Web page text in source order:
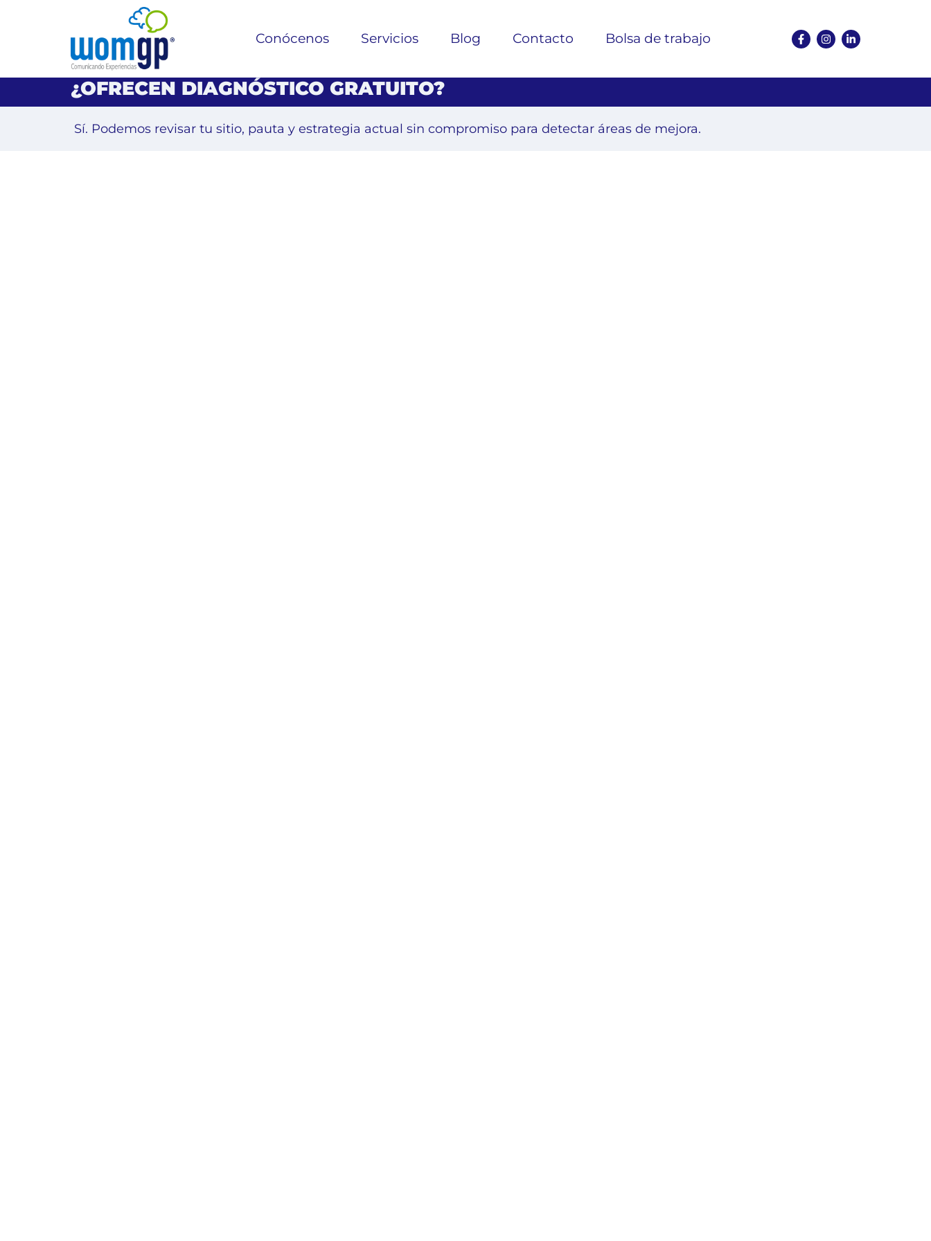
Conócenos Servicios Blog Contacto Bolsa de trabajo
¿OFRECEN DIAGNÓSTICO GRATUITO?
Sí. Podemos revisar tu sitio, pauta y estrategia actual sin compromiso para detectar áreas de mejora.